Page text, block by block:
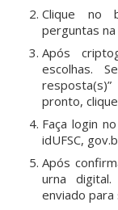
Clique no
perguntas
Após
escolhas.
pronto,
Faça login
idUFSC,
Após
urna
enviado